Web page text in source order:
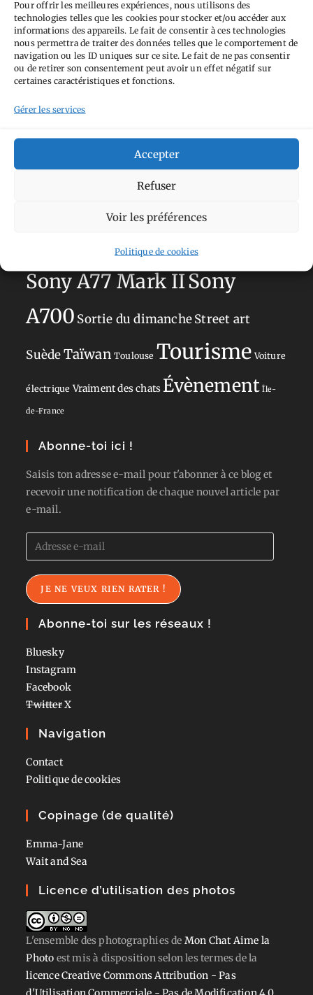
Pour offrir les meilleures expériences, nous utilisons des
technologies telles que les cookies pour stocker et/ou accéder aux
informations des appareils. Le fait de consentir à ces technologies
nous permettra de traiter des données telles que le comportement de
navigation ou les ID uniques sur ce site. Le fait de ne pas consentir
ou de retirer son consentement peut avoir un effet négatif sur
certaines caractéristiques et fonctions.
Gérer les services
Accepter
Refuser
Voir les préférences
Politique de cookies
Tags
AilleursAimez-vous bordelAllemagne Andorre
Anti tourismeBarBelgique
perchéCircuit
Academy Hauts-de-France Hébergement JaponJournées
La Défense
Olympus OM-D E-M5
Paris Pays-Bas
Sans adresseSavoie
Sony A77 Mark IISony
A700 Sortie du dimancheStreet art
SuèdeTaïwan Toulouse Tourisme Voiture
électrique Vraiment des chats Évènement Île-
de-France
Abonne-toi ici !
Saisis ton adresse e-mail pour t'abonner à ce blog et
recevoir une notification de chaque nouvel article par
e-mail.
Adresse
e-
mail
JE NE VEUX RIEN RATER !
Abonne-toi sur les réseaux !
Bluesky
Instagram
Facebook
TwitterX
Navigation
Contact
Politique de cookies
Copinage (de qualité)
Emma-Jane
Wait and Sea
Licence d’utilisation des photos
L'ensemble des photographiesde Mon Chat Aime la
Photo est mis à disposition selon les termes de la
licence Creative Commons Attribution - Pas